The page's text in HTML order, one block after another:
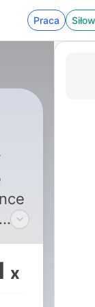
Praca
x